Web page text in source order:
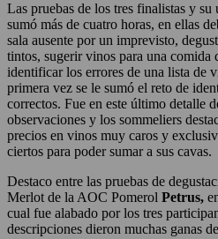
Las pruebas de los tres finalistas y
sumó más de cuatro horas, en ellas
sala ausente por un imprevisto,
tintos, sugerir vinos para una comida
identificar los errores de una lista de
primera vez se le sumó el reto de
correctos. Fue en este último detalle
observaciones y los sommeliers
precios en vinos muy caros y
ciertos para poder sumar a sus cavas.
Destaco entre las pruebas de
Merlot de la AOC Pomerol Petrus,
cual fue alabado por los tres
descripciones dieron muchas ganas